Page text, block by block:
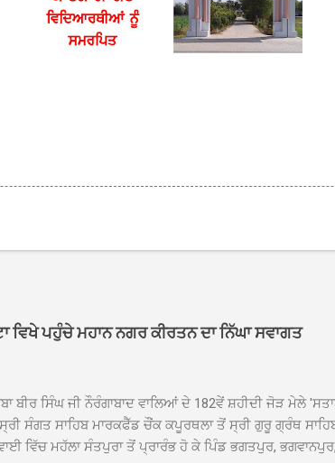
ਵਿਖੇ ਪਹੁੰਚੇ ਮਹਾਨ ਨਗਰ ਕੀਰਤਨ ਦਾ ਨਿੱਘਾ ਸਵਾਗਤ
ਬੀਰ ਸਿੰਘ ਜੀ ਨੌਰੰਗਾਬਾਦ ਵਾਲਿਆਂ ਦੇ 182ਵੇਂ ਸ਼ਹੀਦੀ ਜੋੜ ਮੇਲੇ
ਸੰਗਤ ਸਾਹਿਬ ਮਾਰਕਫੈੱਡ ਚੌਂਕ ਕਪੂਰਥਲਾ ਤੋਂ ਸ੍ਰੀ ਗੁਰੂ ਗ੍ਰੰਥ
ਵਿੱਚ ਮਹੱਲਾ ਸੰਤਪੁਰਾ ਤੋਂ ਪ੍ਰਾਰੰਭ ਹੋ ਕੇ ਪਿੰਡ ਭਗਤਪੁਰ,